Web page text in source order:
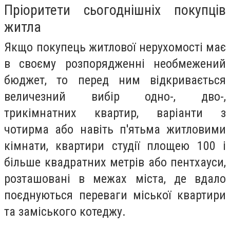
Пріоритети сьогоднішніх покупців
житла
Якщо покупець житлової нерухомості має
в своєму розпорядженні необмежений
бюджет, то перед ним відкривається
величезний вибір одно-, дво-,
трикімнатних квартир, варіанти з
чотирма або навіть п'ятьма житловими
кімнати, квартири студії площею 100 і
більше квадратних метрів або пентхауси,
розташовані в межах міста, де вдало
поєднуються переваги міської квартири
та заміського котеджу.